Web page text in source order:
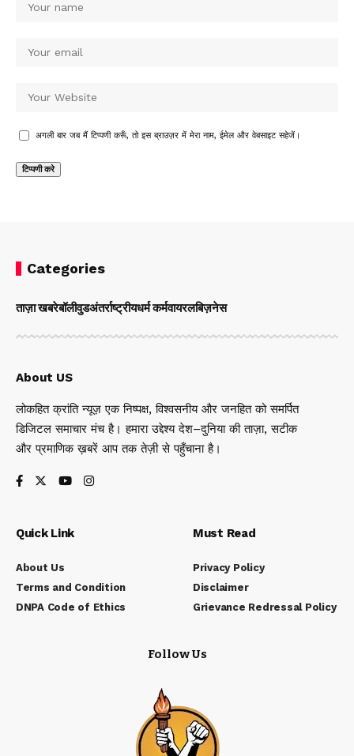
अगली बार जब मैं टिप्पणी करूँ, तो इस ब्राउज़र में मेरा नाम, ईमेल और वेबसाइट सहेजें।
Categories
ताज़ा खबरेबॉलीवुडअंतर्राष्ट्रीयधर्म कर्मवायरलबिज़नेस
About US
लोकहित क्रांति न्यूज़ एक निष्पक्ष, विश्वसनीय और जनहित को समर्पित
डिजिटल समाचार मंच है। हमारा उद्देश्य देश–दुनिया की ताज़ा, सटीक
और प्रमाणिक ख़बरें आप तक तेज़ी से पहुँचाना है।
Quick Link
About Us
Terms and Condition
DNPA Code of Ethics
Must Read
Privacy Policy
Disclaimer
Grievance Redressal Policy
Follow Us